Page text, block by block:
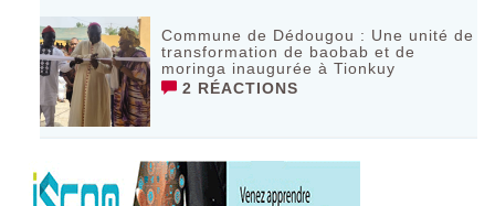
Commune de Dédougou : Une unité de
transformation de baobab et de
moringa inaugurée à Tionkuy
2 RÉACTIONS